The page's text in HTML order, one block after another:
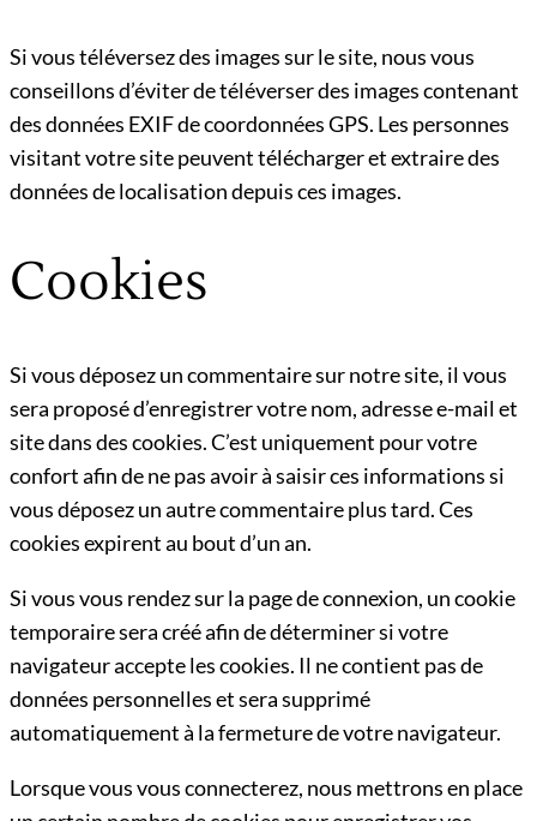
Si vous téléversez des images sur le site, nous vous
conseillons d’éviter de téléverser des images contenant
des données EXIF de coordonnées GPS. Les personnes
visitant votre site peuvent télécharger et extraire des
données de localisation depuis ces images.
Cookies
Si vous déposez un commentaire sur notre site, il vous
sera proposé d’enregistrer votre nom, adresse e-mail et
site dans des cookies. C’est uniquement pour votre
confort afin de ne pas avoir à saisir ces informations si
vous déposez un autre commentaire plus tard. Ces
cookies expirent au bout d’un an.
Si vous vous rendez sur la page de connexion, un cookie
temporaire sera créé afin de déterminer si votre
navigateur accepte les cookies. Il ne contient pas de
données personnelles et sera supprimé
automatiquement à la fermeture de votre navigateur.
Lorsque vous vous connecterez, nous mettrons en place